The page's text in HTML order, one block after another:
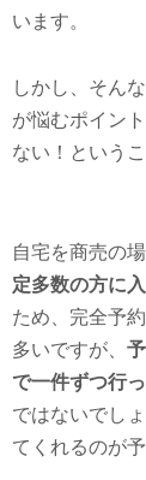
います。
しかし、そん
が悩むポイン
ない！というこ
自宅を商売の
定多数の方に
ため、完全予
多いですが、
で一件ずつ行
ではないでし
てくれるのが